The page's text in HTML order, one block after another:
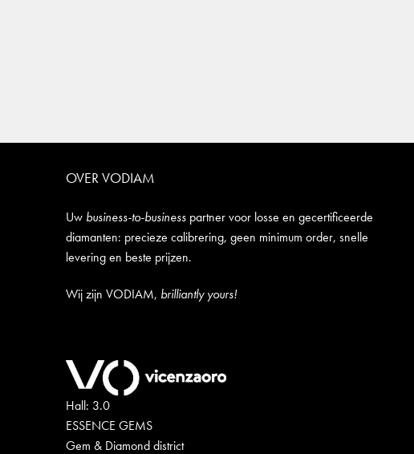
OVER VODIAM
Uw business-to-businesspartner voor losse en gecertificeerde
diamanten: precieze calibrering, geen minimum order, snelle
levering en beste prijzen.
Wij zijn VODIAM, brilliantly yours!
Hall: 3.0
ESSENCE GEMS
Gem & Diamond district